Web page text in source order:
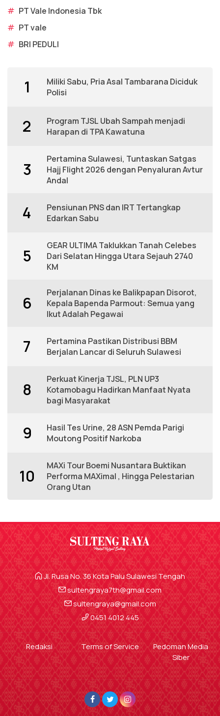
# PT Vale Indonesia Tbk
# PT vale
# BRI PEDULI
1
Miliki Sabu, Pria Asal Tambarana Diciduk
Polisi
2
Program TJSL Ubah Sampah menjadi
Harapan di TPA Kawatuna
3
Pertamina Sulawesi, Tuntaskan Satgas
Hajj Flight 2026 dengan Penyaluran Avtur
Andal
4
Pensiunan PNS dan IRT Tertangkap
Edarkan Sabu
5
GEAR ULTIMA Taklukkan Tanah Celebes
Dari Selatan Hingga Utara Sejauh 2740
KM
6
Perjalanan Dinas ke Balikpapan Disorot,
Kepala Bapenda Parmout: Semua yang
Ikut Adalah Pegawai
7
Pertamina Pastikan Distribusi BBM
Berjalan Lancar di Seluruh Sulawesi
8
Perkuat Kinerja TJSL, PLN UP3
Kotamobagu Hadirkan Manfaat Nyata
bagi Masyarakat
9
Hasil Tes Urine, 28 ASN Pemda Parigi
Moutong Positif Narkoba
10
MAXi Tour Boemi Nusantara Buktikan
Performa MAXimal , Hingga Pelestarian
Orang Utan
Jl. Rusa No. 36 Kota Palu Sulawesi Tengah
sultengraya7th@gmail.com
sultengraya@gmail.com
0451 4012 445
Redaksi Terms of Service
Pedoman Media
Siber